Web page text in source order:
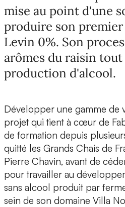
mise au point d'une
produire son
Levin 0%. Son
arômes du raisin
production d'alcool.
Développer une gamme de
projet qui tient à cœur de
de formation depuis
quitté les Grands Chais de
Pierre Chavin, avant de
pour travailler au
sans alcool produit par
sein de son domaine Villa